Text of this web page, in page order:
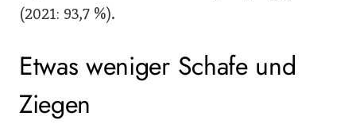
(2021: 93,7 %).
Etwas weniger Schafe und
Ziegen